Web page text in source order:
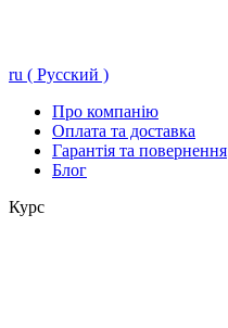
ru ( Русский )
Про компанію
Оплата та доставка
Гарантія та повернення
Блог
Курс